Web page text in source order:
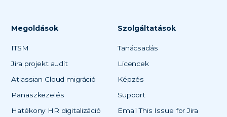
Megoldások
ITSM
Jira projekt audit
Atlassian Cloud migráció
Panaszkezelés
Hatékony HR digitalizáció
Szolgáltatások
Tanácsadás
Licencek
Képzés
Support
Email This Issue for Jira